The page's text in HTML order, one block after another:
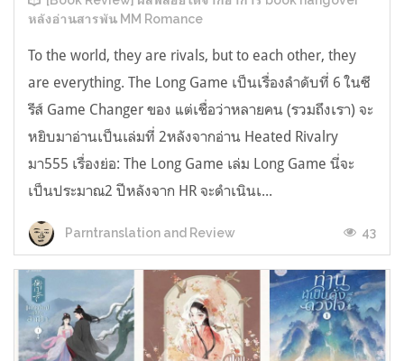
หลังอ่านสารพัน MM Romance
To the world, they are rivals, but to each other, they
are everything. The Long Game เป็นเรื่องลำดับที่ 6 ในซี
รีส์ Game Changer ของ แต่เชื่อว่าหลายคน (รวมถึงเรา) จะ
หยิบมาอ่านเป็นเล่มที่ 2หลังจากอ่าน Heated Rivalry
มา555 เรื่องย่อ: The Long Game เล่ม Long Game นี่จะ
เป็นประมาณ2 ปีหลังจาก HR จะดำเนินเ...
Parntranslation and Review 43